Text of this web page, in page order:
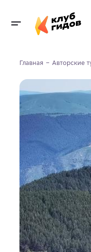
Главная Авторские